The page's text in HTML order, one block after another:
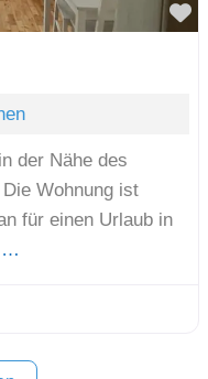
der Nähe des
Wohnung ist
für einen Urlaub in
…